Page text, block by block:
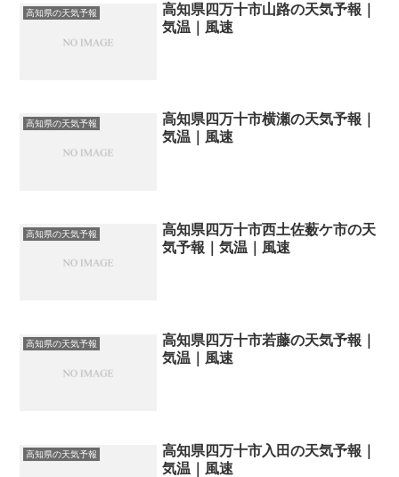
高知県の天気予報
高知県四万十市山路の天気予報｜
気温｜風速
高知県の天気予報
高知県四万十市横瀬の天気予報｜
気温｜風速
高知県の天気予報
高知県四万十市西土佐薮ケ市の天
気予報｜気温｜風速
高知県の天気予報
高知県四万十市若藤の天気予報｜
気温｜風速
高知県の天気予報
高知県四万十市入田の天気予報｜
気温｜風速